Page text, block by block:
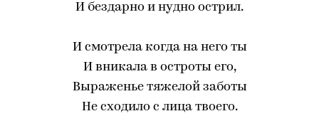
И бездарно и нудно острил.
И смотрела когда на него ты
И вникала в остроты его,
Выраженье тяжелой заботы
Не сходило с лица твоего.